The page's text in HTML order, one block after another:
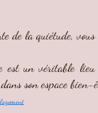
de la quiétude,
est un véritable lieu
son espace bien-